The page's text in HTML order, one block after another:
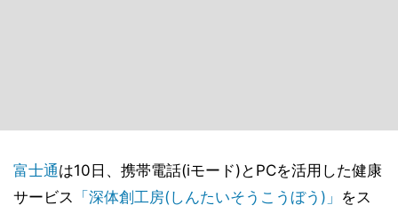
富士通は10日、携帯電話(iモード)とPCを活用した健康
サービス 「深体創工房(しんたいそうこうぼう)」 をス